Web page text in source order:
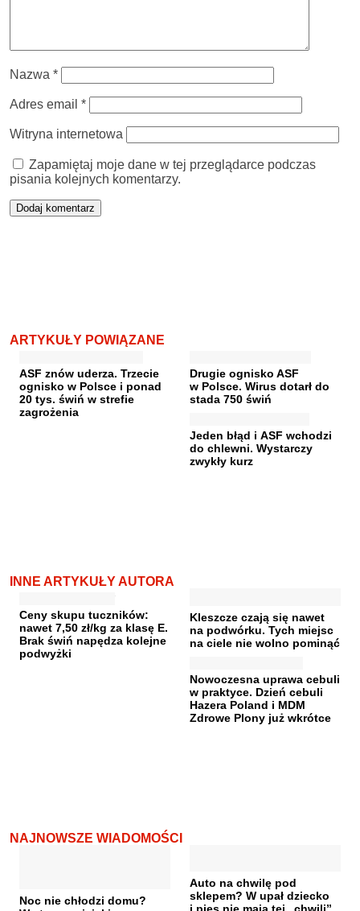
Nazwa *
Adres email *
Witryna internetowa
Zapamiętaj moje dane w tej przeglądarce podczas
pisania kolejnych komentarzy.
ARTYKUŁY POWIĄZANE
ASF znów uderza. Trzecie
ognisko w Polsce i ponad
20 tys. świń w strefie
zagrożenia
Drugie ognisko ASF
w Polsce. Wirus dotarł do
stada 750 świń
Jeden błąd i ASF wchodzi
do chlewni. Wystarczy
zwykły kurz
INNE ARTYKUŁY AUTORA
Ceny skupu tuczników:
nawet 7,50 zł/kg za klasę E.
Brak świń napędza kolejne
podwyżki
Kleszcze czają się nawet
na podwórku. Tych miejsc
na ciele nie wolno pominąć
Nowoczesna uprawa cebuli
w praktyce. Dzień cebuli
Hazera Poland i MDM
Zdrowe Plony już wkrótce
NAJNOWSZE WIADOMOŚCI
Noc nie chłodzi domu?
Auto na chwilę pod
sklepem? W upał dziecko